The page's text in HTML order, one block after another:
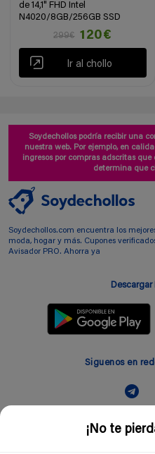
¡No te
de 14,1" FHD Intel
N4020/8GB/256GB SSD
299€
120€
Ir al chollo
Soydechollos podría recibir una
nuestra web. Por ejemplo, en
ingresos por compras adscritas
determina que
Soydechollos.com encuentra los
moda, hogar y más. Cupones
Avisador PRO. Ahorra ya
Descargar
Siguenos en